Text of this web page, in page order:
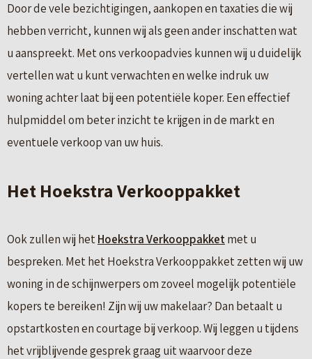
Door de vele bezichtigingen, aankopen en taxaties die wij
hebben verricht, kunnen wij als geen ander inschatten wat
u aanspreekt. Met ons verkoopadvies kunnen wij u duidelijk
vertellen wat u kunt verwachten en welke indruk uw
woning achter laat bij een potentiële koper. Een effectief
hulpmiddel om beter inzicht te krijgen in de markt en
eventuele verkoop van uw huis.
Het Hoekstra Verkooppakket
Ook zullen wij hetHoekstra Verkooppakketmet u
bespreken. Met het Hoekstra Verkooppakket zetten wij uw
woning in de schijnwerpers om zoveel mogelijk potentiële
kopers te bereiken! Zijn wij uw makelaar? Dan betaalt u
opstartkosten en courtage bij verkoop. Wij leggen u tijdens
het vrijblijvende gesprek graag uit waarvoor deze